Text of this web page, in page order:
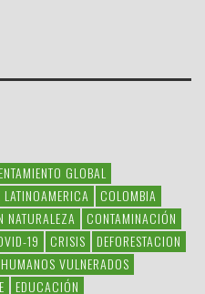
GLOBAL
COLOMBIA
NATURALEZA
CONTAMINACIÓN
19 CRISIS
DEFORESTACION
VULNERADOS
EDUCACIÓN